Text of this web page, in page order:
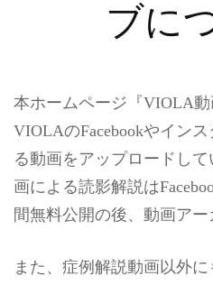
ブに
本ホームページ『VIOLA
VIOLAのFacebookやイン
る動画をアップロードし
画による読影解説は
間無料公開の後、動画アー
また、症例解説動画以外